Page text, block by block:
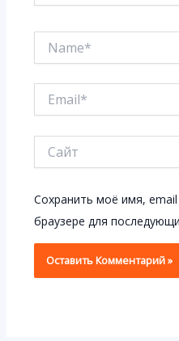
Сохранить моё имя,
браузере для